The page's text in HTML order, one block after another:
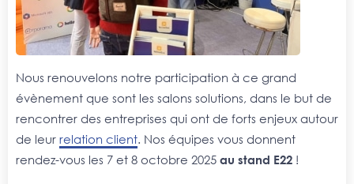
Nous renouvelons notre participation à ce grand
évènement que sont les salons solutions, dans le but de
rencontrer des entreprises qui ont de forts enjeux autour
de leur relation client. Nos équipes vous donnent
rendez-vous les 7 et 8 octobre 2025 au stand E22 !